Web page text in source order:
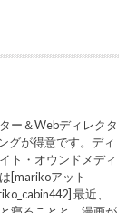
ー＆Webディレクタ
グが得意です。ディ
ト・オウンドメディ
[marikoアット
最近、